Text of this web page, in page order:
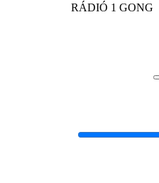
RÁDIÓ 1 GONG